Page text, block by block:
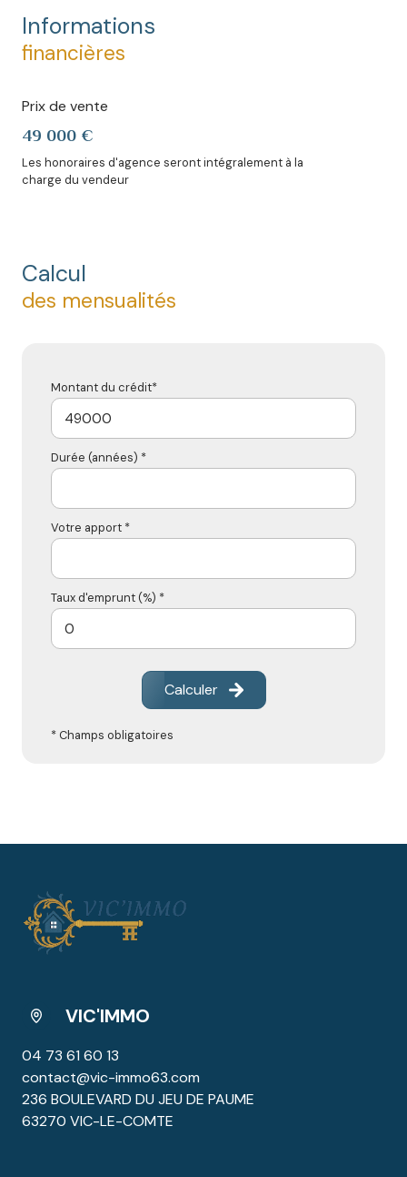
Informations
financières
Prix de vente
49 000 €
Les honoraires d'agence seront intégralement à la
charge du vendeur
Calcul
des mensualités
Montant du crédit*
Durée (années) *
Votre apport *
Taux d'emprunt (%) *
Calculer
* Champs obligatoires
VIC'IMMO
04 73 61 60 13
contact@vic-immo63.com
236 BOULEVARD DU JEU DE PAUME
63270 VIC-LE-COMTE